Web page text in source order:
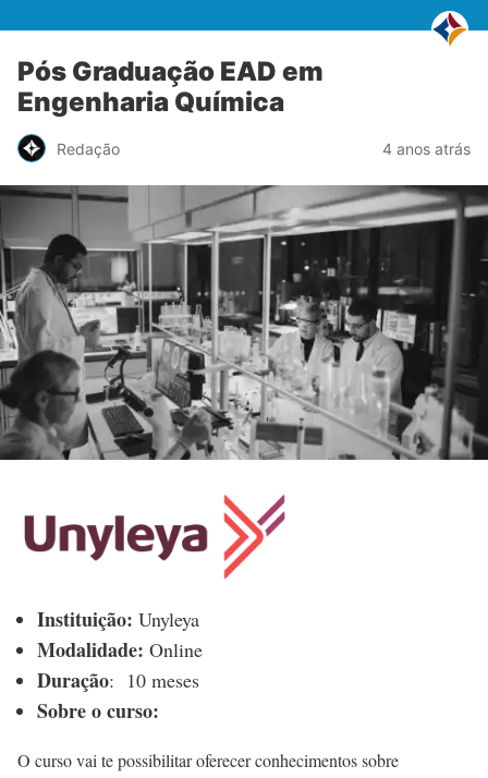
Pós Graduação EAD em
Engenharia Química
Redação 4 anos atrás
Instituição: Unyleya
Modalidade: Online
Duração: 10 meses
Sobre o curso:
O curso vai te possibilitar oferecer conhecimentos sobre